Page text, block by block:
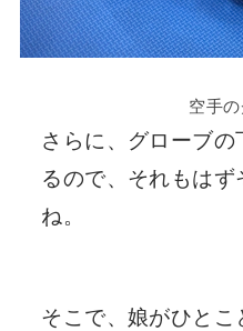
空手
さらに、グローブ
るので、それもはず
ね。
そこで、娘がひとこ